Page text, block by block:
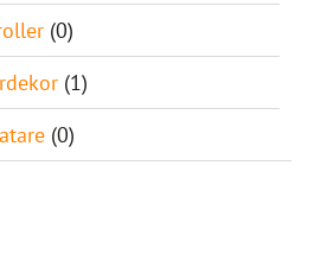
(0)
(1)
(0)